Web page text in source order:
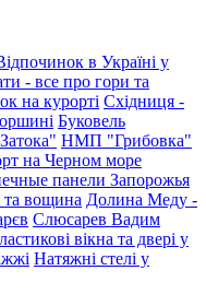
в Україні у
- все про гори та
на курорті Східниця -
Буковель
НМП "Грибовка"
на Черном море
панели Запорожья
та вощина Долина Меду -
Слюсарев Вадим
вікна та двері у
Натяжні стелі у